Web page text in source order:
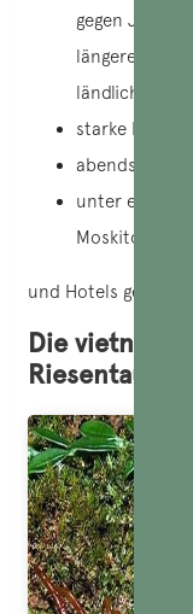
gegen
längeren
ländlichen
starke
abends
unter einem
Moskitonetz
und Hotels
Die